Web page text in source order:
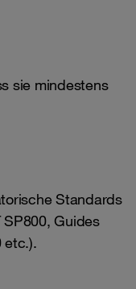
sie mindestens
Standards
Guides
etc.).